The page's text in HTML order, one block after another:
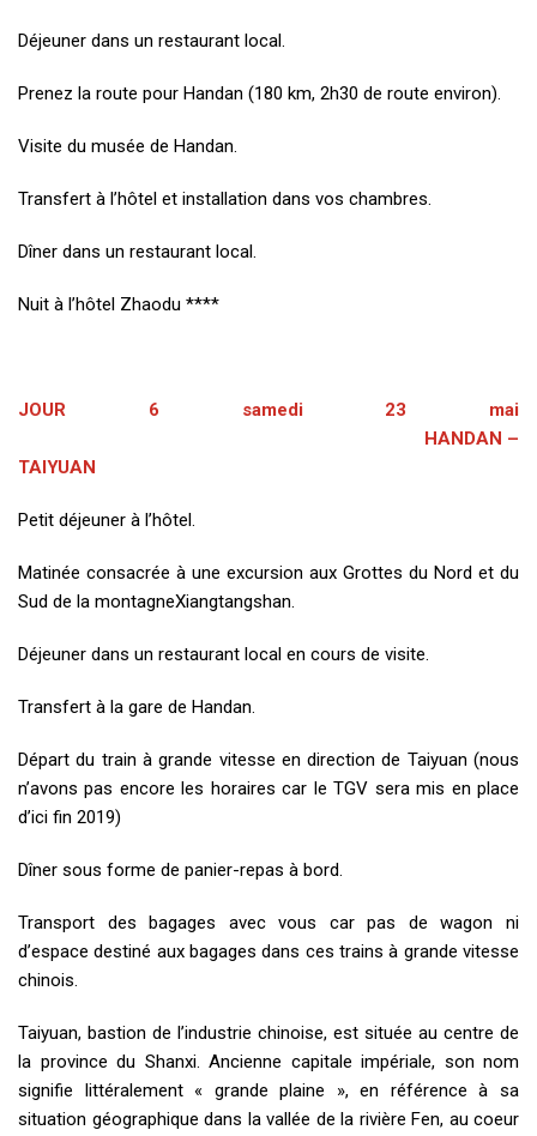
Déjeuner dans un restaurant local.
Prenez la route pour Handan (180 km, 2h30 de route environ).
Visite du musée de Handan.
Transfert à l’hôtel et installation dans vos chambres.
Dîner dans un restaurant local.
Nuit à l’hôtel Zhaodu ****
JOUR 6 samedi 23 mai
HANDAN –
TAIYUAN
Petit déjeuner à l’hôtel.
Matinée consacrée à une excursion aux Grottes du Nord et du
Sud de la montagneXiangtangshan.
Déjeuner dans un restaurant local en cours de visite.
Transfert à la gare de Handan.
Départ du train à grande vitesse en direction de Taiyuan (nous
n’avons pas encore les horaires car le TGV sera mis en place
d’ici fin 2019)
Dîner sous forme de panier-repas à bord.
Transport des bagages avec vous car pas de wagon ni
d’espace destiné aux bagages dans ces trains à grande vitesse
chinois.
Taiyuan, bastion de l’industrie chinoise, est située au centre de
la province du Shanxi. Ancienne capitale impériale, son nom
signifie littéralement « grande plaine », en référence à sa
situation géographique dans la vallée de la rivière Fen, au coeur